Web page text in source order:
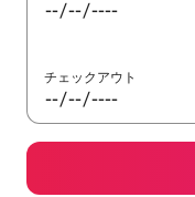
チェックアウト